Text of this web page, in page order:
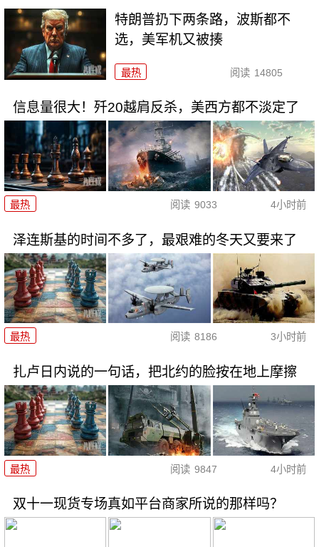
特朗普扔下两条路，波斯都不
选，美军机又被揍
最热 阅读 14805
信息量很大！歼20越肩反杀，美西方都不淡定了
最热 阅读 9033 4小时前
泽连斯基的时间不多了，最艰难的冬天又要来了
最热 阅读 8186 3小时前
扎卢日内说的一句话，把北约的脸按在地上摩擦
最热 阅读 9847 4小时前
双十一现货专场真如平台商家所说的那样吗？